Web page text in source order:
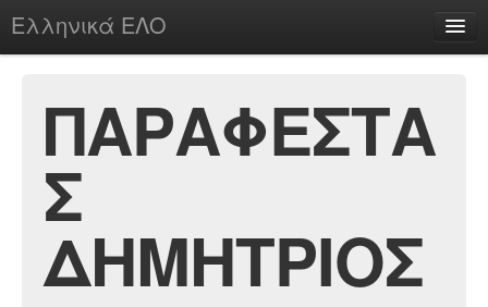
Ελληνικά ΕΛΟ
chesstu.be @ discord
Login
ΠΑΡΑΦΕΣΤΑ
Σ
ΔΗΜΗΤΡΙΟΣ